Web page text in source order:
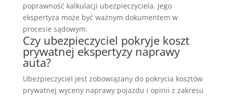
poprawność kalkulacji ubezpieczyciela. Jego
ekspertyza może być ważnym dokumentem w
procesie sądowym.
Czy ubezpieczyciel pokryje koszt
prywatnej ekspertyzy naprawy
auta?
Ubezpieczyciel jest zobowiązany do pokrycia kosztów
prywatnej wyceny naprawy pojazdu i opinii z zakresu